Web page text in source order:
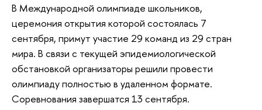
В Международной олимпиаде школьников,
церемония открытия которой состоялась 7
сентября, примут участие 29 команд из 29 стран
мира. В связи с текущей эпидемиологической
обстановкой организаторы решили провести
олимпиаду полностью в удаленном формате.
Соревнования завершатся 13 сентября.